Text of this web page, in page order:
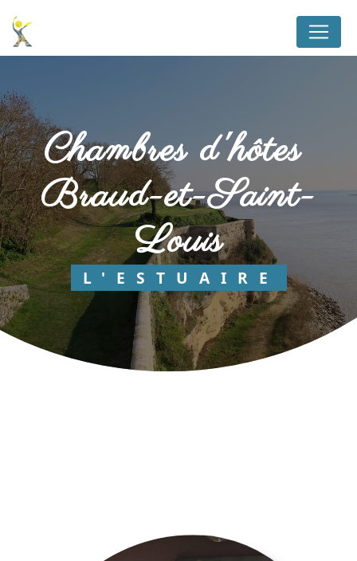
chambres d'hôtes
Braud-et-Saint-
Louis
L'ESTUAIRE